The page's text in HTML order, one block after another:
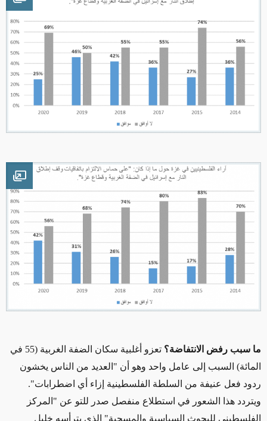
ما سبب رفض الانتفاضة؟
تعزو أغلبية سكان الضفة الغربية (55 في
المائة) السبب إلى عامل واحد وهو أن "العديد من الناس يخشون
ردود فعل عنيفة من السلطة الفلسطينية إزاء أي اضطرابات".
ويتردد هذا الشعور في استطلاع منفصل صدر للتو عن "المركز
الفلسطيني للبحوث السياسية والمسحية" الذي يترأسه خليل